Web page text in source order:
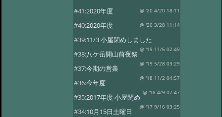
#41:2020年度 @ '20 4/20 18:11
#40:2020年度 @ '20 3/28 11:14
#39:11/3 小屋閉めしました
@ '19 11/6 02:49
#38:八ケ岳開山前夜祭
@ '19 5/28 03:29
#37:今期の営業
@ '18 11/2 04:57
#36:今年度
@ '18 4/9 07:47
#35:2017年度 小屋閉め
@ '17 9/16 03:25
#34:10月15日土曜日